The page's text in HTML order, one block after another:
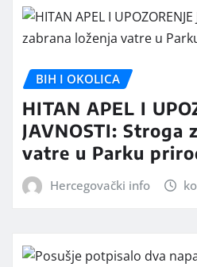
BIH I OKOLICA
HITAN APEL I
JAVNOSTI: Stroga
vatre u Parku
Hercegovački info